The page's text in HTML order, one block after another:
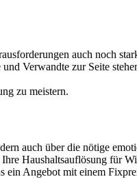
auch noch
Verwandte zur Seite
zu meistern.
auch über die nötige
Haushaltsauflösung für
ein Angebot mit einem